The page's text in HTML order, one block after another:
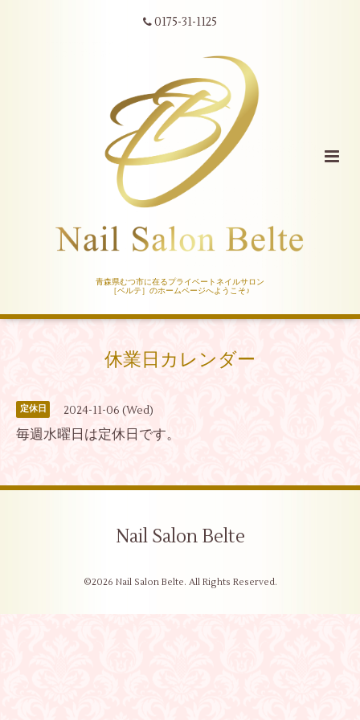
0175-31-1125
青森県むつ市に在るプライベートネイルサロン
［ベルテ］のホームページへようこそ♪
休業日カレンダー
定休日 2024-11-06 (Wed)
毎週水曜日は定休日です。
Nail Salon Belte
©2026 Nail Salon Belte. All Rights Reserved.